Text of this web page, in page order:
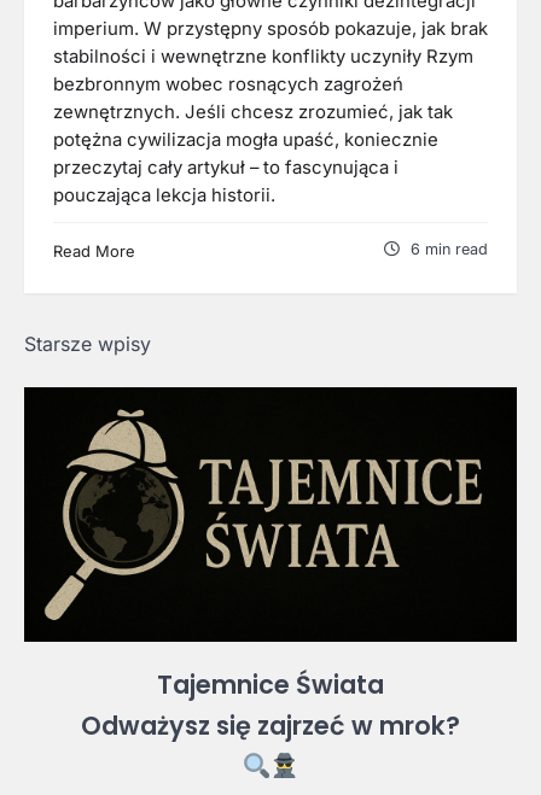
imperium. W przystępny sposób pokazuje, jak brak
stabilności i wewnętrzne konflikty uczyniły Rzym
bezbronnym wobec rosnących zagrożeń
zewnętrznych. Jeśli chcesz zrozumieć, jak tak
potężna cywilizacja mogła upaść, koniecznie
przeczytaj cały artykuł – to fascynująca i
pouczająca lekcja historii.
Read More 6 min read
Nawigacja
po
wpisach
Starsze wpisy
Tajemnice Świata
Odważysz się zajrzeć w mrok?